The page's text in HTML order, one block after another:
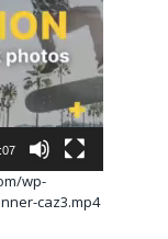
wp-
caz3.mp4